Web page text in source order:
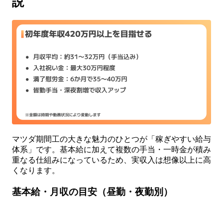
マツダ期間工の大きな魅力のひとつが「稼ぎやすい給与
体系」です。基本給に加えて複数の手当・一時金が積み
重なる仕組みになっているため、実収入は想像以上に高
くなります。
基本給・月収の目安（昼勤・夜勤別）